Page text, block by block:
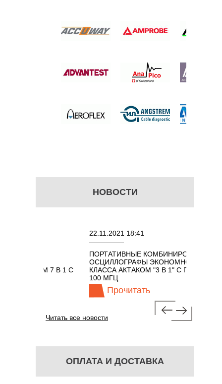
НОВОСТИ
7 В 1 С
22.11.2021 18:41
ПОРТАТИВНЫЕ КОМБИНИРОВАННЫЕ
ОСЦИЛЛОГРАФЫ ЭКОНОМНОГО
КЛАССА АКТАКОМ "3 В 1" С ПОЛОСОЙ
100 МГЦ
Прочитать
Читать все новости
ОПЛАТА И ДОСТАВКА